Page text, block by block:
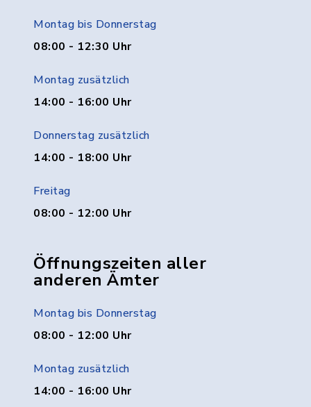
Montag bis Donnerstag
08:00 - 12:30 Uhr
Montag zusätzlich
14:00 - 16:00 Uhr
Donnerstag zusätzlich
14:00 - 18:00 Uhr
Freitag
08:00 - 12:00 Uhr
Öffnungszeiten aller
anderen Ämter
Montag bis Donnerstag
08:00 - 12:00 Uhr
Montag zusätzlich
14:00 - 16:00 Uhr